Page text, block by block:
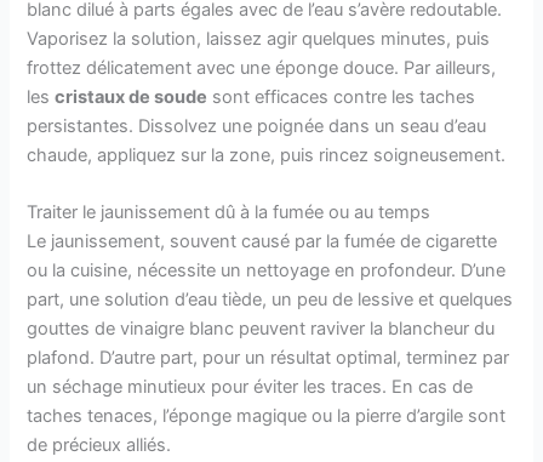
blanc dilué à parts égales avec de l’eau s’avère redoutable.
Vaporisez la solution, laissez agir quelques minutes, puis
frottez délicatement avec une éponge douce. Par ailleurs,
lescristaux de soude sont efficaces contre les taches
persistantes. Dissolvez une poignée dans un seau d’eau
chaude, appliquez sur la zone, puis rincez soigneusement.
Traiter le jaunissement dû à la fumée ou au temps
Le jaunissement, souvent causé par la fumée de cigarette
ou la cuisine, nécessite un nettoyage en profondeur. D’une
part, une solution d’eau tiède, un peu de lessive et quelques
gouttes de vinaigre blanc peuvent raviver la blancheur du
plafond. D’autre part, pour un résultat optimal, terminez par
un séchage minutieux pour éviter les traces. En cas de
taches tenaces, l’éponge magique ou la pierre d’argile sont
de précieux alliés.